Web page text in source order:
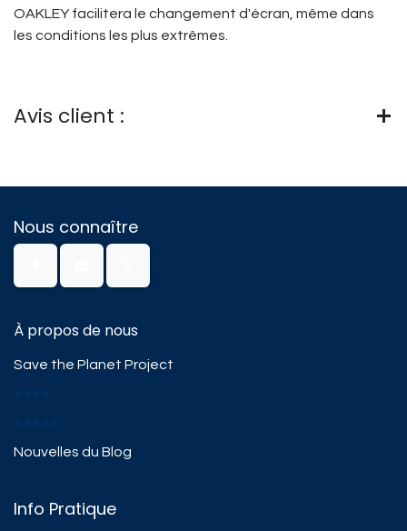
OAKLEY facilitera le changement d'écran, même dans
les conditions les plus extrêmes.
Avis client :
Nous connaître
À propos de nous
Save the Planet Project
####
#####
Nouvelles du Blog
Info Pratique